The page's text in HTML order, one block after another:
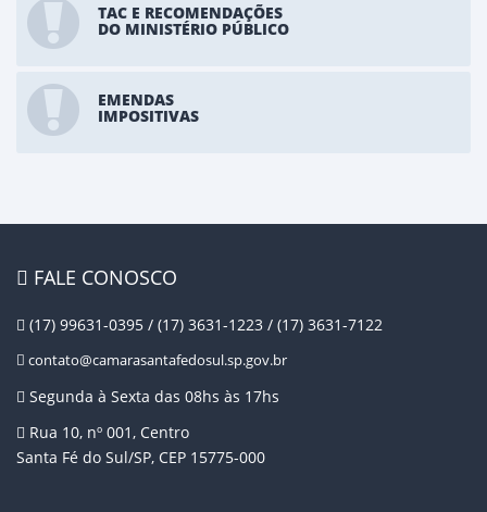
TAC E RECOMENDAÇÕES
DO MINISTÉRIO PÚBLICO
EMENDAS
IMPOSITIVAS
FALE CONOSCO
(17) 99631-0395 / (17) 3631-1223 / (17) 3631-7122
contato@camarasantafedosul.sp.gov.br
Segunda à Sexta das 08hs às 17hs
Rua 10, nº 001, Centro
Santa Fé do Sul/SP, CEP 15775-000